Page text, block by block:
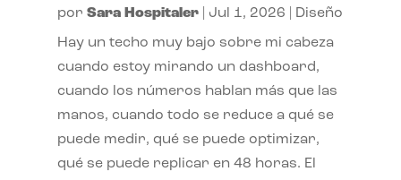
por Sara Hospitaler| Jul 1, 2026 Diseño
Hay un techo muy bajo sobre mi cabeza
cuando estoy mirando un dashboard,
cuando los números hablan más que las
manos, cuando todo se reduce a qué se
puede medir, qué se puede optimizar,
qué se puede replicar en 48 horas. El